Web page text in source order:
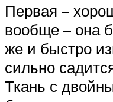
Первая –
вообще – она
же и быстро
сильно
Ткань с